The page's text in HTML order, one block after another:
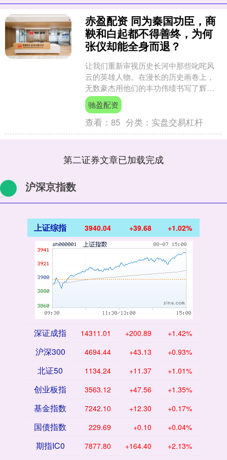
赤盈配资 同为秦国功臣，商
鞅和白起都不得善终，为何
张仪却能全身而退？
让我们重新审视历史长河中那些叱咤风
云的英雄人物。在漫长的历史画卷上，
无数豪杰用他们的丰功伟绩书写了辉煌
篇章，但令人唏嘘的是，真正能够功成
名就、善始善终者却寥寥无....
驰盈配资
查看：85 分类： 实盘交易杠杆
第二证券文章已加载完成
沪深京指数
上证综指 3940.04 +39.68 +1.02%
深证成指 14311.01 +200.89 +1.42%
沪深300 4694.44 +43.13 +0.93%
北证50 1134.24 +11.37 +1.01%
创业板指 3563.12 +47.56 +1.35%
基金指数 7242.10 +12.30 +0.17%
国债指数 229.69 +0.10 +0.04%
期指IC0 7877.80 +164.40 +2.13%